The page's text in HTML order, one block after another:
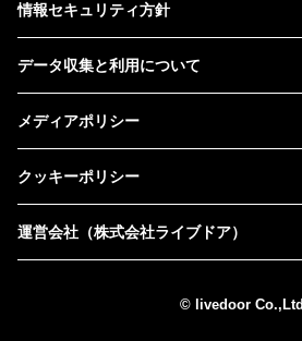
情報セキュリティ方針
データ収集と利用について
メディアポリシー
クッキーポリシー
運営会社（株式会社ライブドア）
© livedoor